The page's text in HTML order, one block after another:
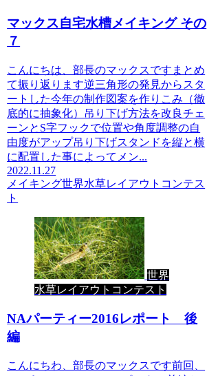
マックス自宅水槽メイキング その
７
こんにちは、部長のマックスですまとめ
て振り返ります逆三角形の発見からスタ
ートした今年の制作図案を作りこみ（徹
底的に抽象化）吊り下げ方法を改良チェ
ーンとS字フックで位置や角度調整の自
由度がアップ吊り下げスタンドを縦と横
に配置した事によってメン...
2022.11.27
メイキング世界水草レイアウトコンテス
ト
世界
水草レイアウトコンテスト
NAパーティー2016レポート 後
編
こんにちわ、部長のマックスです前回、